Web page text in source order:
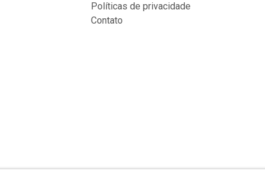
Políticas de privacidade
Contato